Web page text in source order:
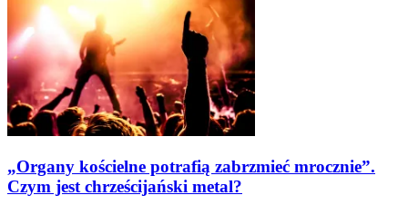
„Organy kościelne potrafią zabrzmieć mrocznie”.
Czym jest chrześcijański metal?